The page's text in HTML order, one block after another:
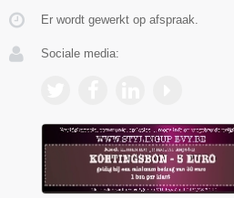
Er wordt gewerkt op afspraak.
Sociale media: